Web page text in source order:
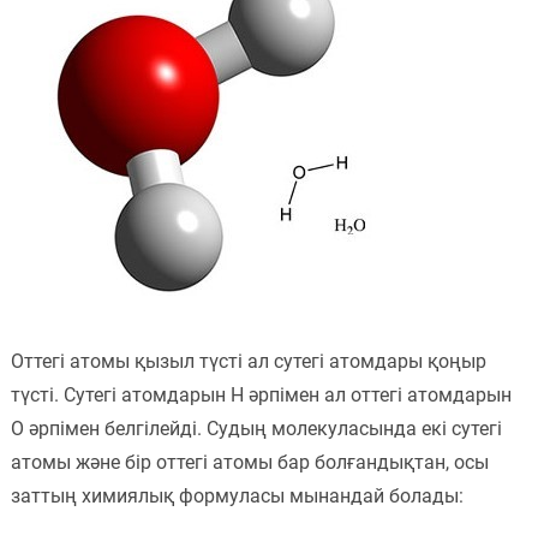
Оттегі атомы қызыл түсті ал сутегі атомдары қоңыр
түсті. Сутегі атомдарын H әрпімен ал оттегі атомдарын
O әрпімен белгілейді. Судың молекуласында екі сутегі
атомы және бір оттегі атомы бар болғандықтан, осы
заттың химиялық формуласы мынандай болады: